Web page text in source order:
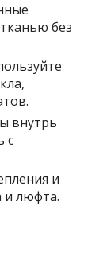
без
внутрь
с
и
и люфта.